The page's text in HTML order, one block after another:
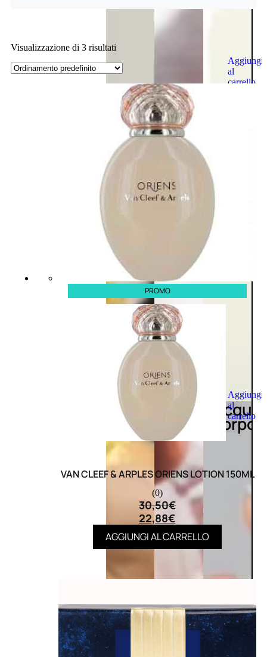
Acqua
corpo
Aggiungi
al
carrello
Aggiungi
al
carrello
Visualizzazione di 3 risultati
PROMO
VAN CLEEF & ARPLES ORIENS LOTION 150ML
(0)
30,50€
22,88€
AGGIUNGI AL CARRELLO